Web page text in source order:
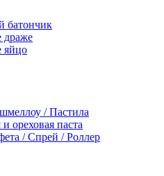
батончик
драже
яйцо
/ Пастила
ореховая паста
/ Спрей / Роллер